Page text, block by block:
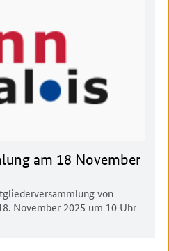
am 18 November
von
November 2025 um 10 Uhr